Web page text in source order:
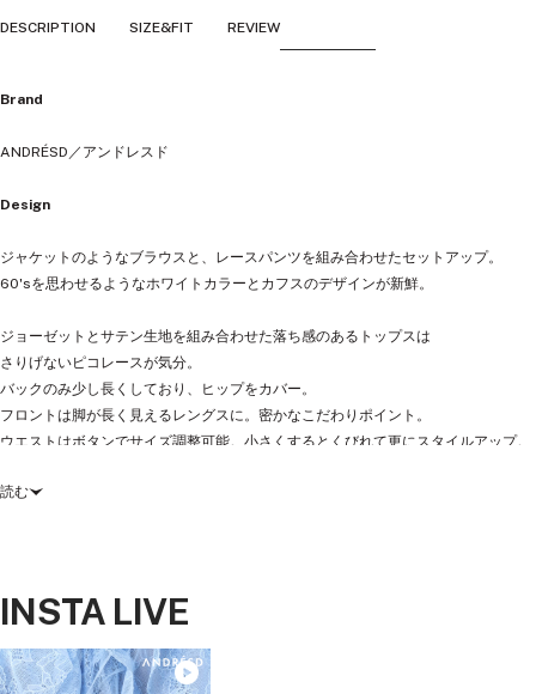
DESCRIPTION SIZE&FIT REVIEW
Brand
ANDRÉSD／アンドレスド
Design
ジャケットのようなブラウスと、レースパンツを組み合わせたセットアップ。
60'sを思わせるようなホワイトカラーとカフスのデザインが新鮮。
ジョーゼットとサテン生地を組み合わせた落ち感のあるトップスは
さりげないピコレースが気分。
バックのみ少し長くしており、ヒップをカバー。
フロントは脚が長く見えるレングスに。密かなこだわりポイント。
ウエストはボタンでサイズ調整可能。小さくするとくびれて更にスタイルアップ。
裾に向かって広がるフレアラインのパンツがモードさとスタイリッシュさプラス。
セットで着ると存在感のあるコーデが完成し、単品使いでも幅広いスタイリングに
活躍する特別な一着。
む
INSTA LIVE